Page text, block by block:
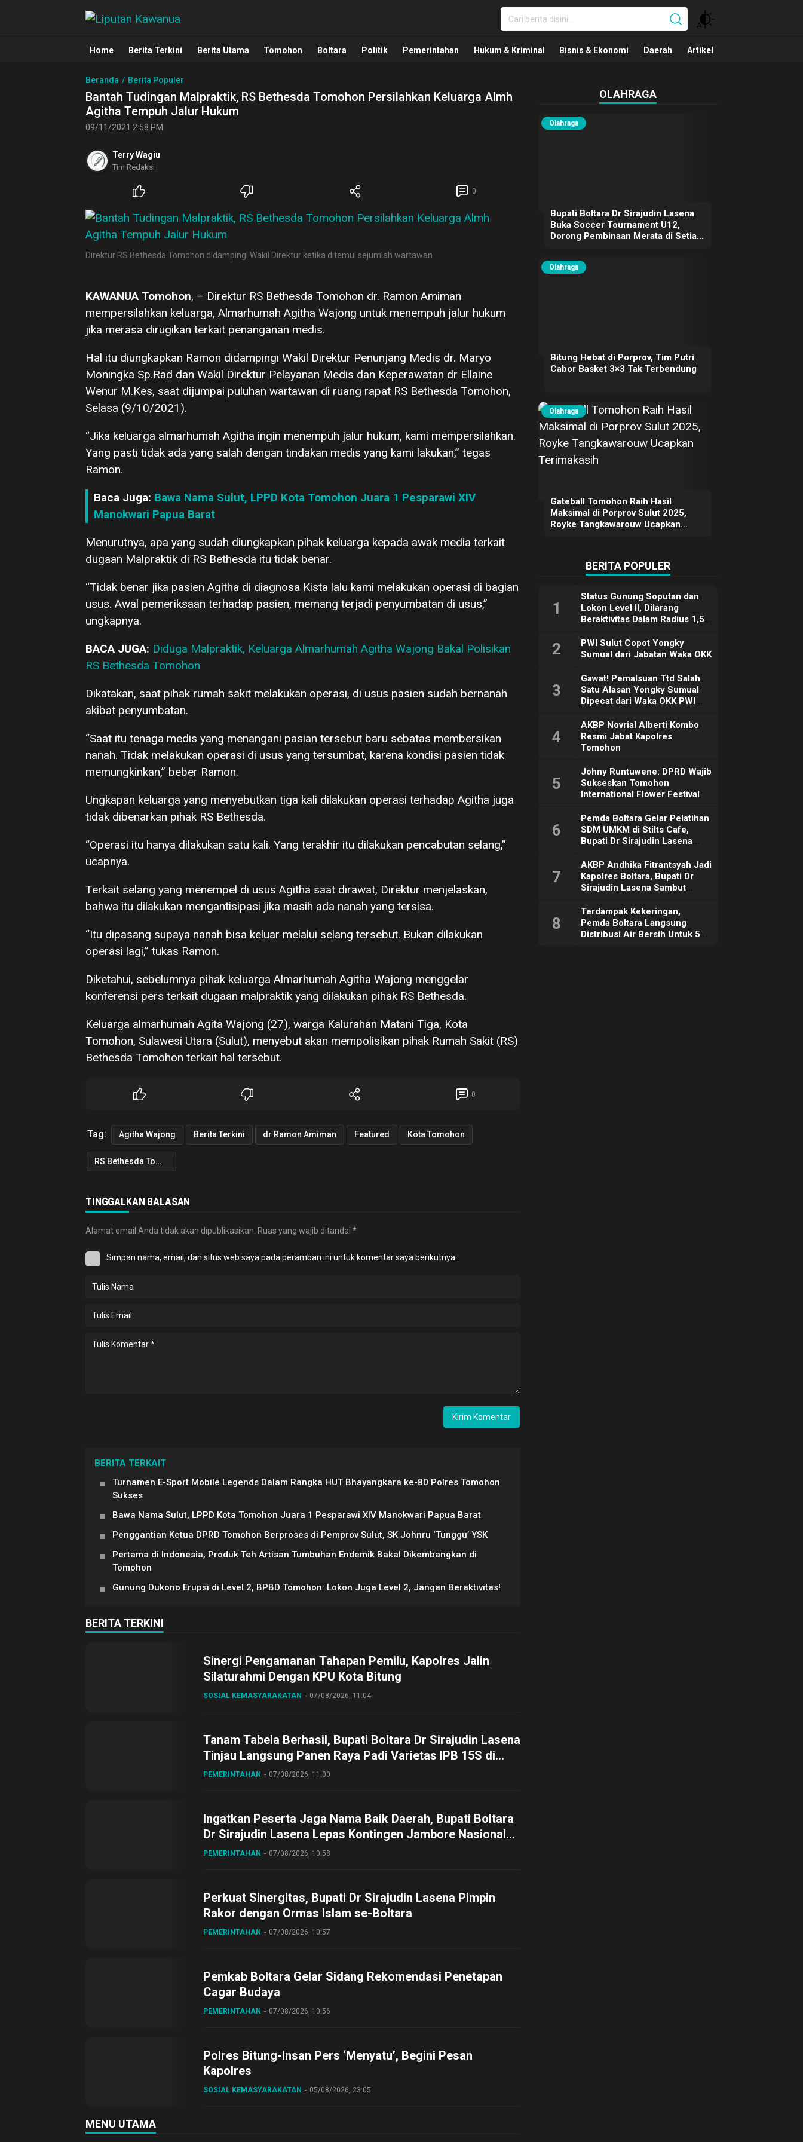
Liputan Kawanua
Berita Manado, Sulawesi Utara, Kawanua, Politik, Pemerintahan, Hukum Kriminal dan Nasional
Home Berita Terkini Berita Utama Tomohon Boltara Politik Pemerintahan Hukum & Kriminal Bisnis & Ekonomi Daerah Artikel
Beranda Berita Populer
Bantah Tudingan Malpraktik, RS Bethesda Tomohon Persilahkan Keluarga Almh
Agitha Tempuh Jalur Hukum
09/11/2021 2:58 PM
Terry Wagiu
Tim Redaksi
0
Direktur RS Bethesda Tomohon didampingi Wakil Direktur ketika ditemui sejumlah wartawan
KAWANUA Tomohon, – Direktur RS Bethesda Tomohon dr. Ramon Amiman
mempersilahkan keluarga, Almarhumah Agitha Wajong untuk menempuh jalur hukum
jika merasa dirugikan terkait penanganan medis.
Hal itu diungkapkan Ramon didampingi Wakil Direktur Penunjang Medis dr. Maryo
Moningka Sp.Rad dan Wakil Direktur Pelayanan Medis dan Keperawatan dr Ellaine
Wenur M.Kes, saat dijumpai puluhan wartawan di ruang rapat RS Bethesda Tomohon,
Selasa (9/10/2021).
“Jika keluarga almarhumah Agitha ingin menempuh jalur hukum, kami mempersilahkan.
Yang pasti tidak ada yang salah dengan tindakan medis yang kami lakukan,” tegas
Ramon.
Baca Juga: Bawa Nama Sulut, LPPD Kota Tomohon Juara 1 Pesparawi XIV
Manokwari Papua Barat
Menurutnya, apa yang sudah diungkapkan pihak keluarga kepada awak media terkait
dugaan Malpraktik di RS Bethesda itu tidak benar.
“Tidak benar jika pasien Agitha di diagnosa Kista lalu kami melakukan operasi di bagian
usus. Awal pemeriksaan terhadap pasien, memang terjadi penyumbatan di usus,”
ungkapnya.
BACA JUGA: Diduga Malpraktik, Keluarga Almarhumah Agitha Wajong Bakal Polisikan
RS Bethesda Tomohon
Dikatakan, saat pihak rumah sakit melakukan operasi, di usus pasien sudah bernanah
akibat penyumbatan.
“Saat itu tenaga medis yang menangani pasian tersebut baru sebatas membersikan
nanah. Tidak melakukan operasi di usus yang tersumbat, karena kondisi pasien tidak
memungkinkan,” beber Ramon.
Ungkapan keluarga yang menyebutkan tiga kali dilakukan operasi terhadap Agitha juga
tidak dibenarkan pihak RS Bethesda.
“Operasi itu hanya dilakukan satu kali. Yang terakhir itu dilakukan pencabutan selang,”
ucapnya.
Terkait selang yang menempel di usus Agitha saat dirawat, Direktur menjelaskan,
bahwa itu dilakukan mengantisipasi jika masih ada nanah yang tersisa.
“Itu dipasang supaya nanah bisa keluar melalui selang tersebut. Bukan dilakukan
operasi lagi,” tukas Ramon.
Diketahui, sebelumnya pihak keluarga Almarhumah Agitha Wajong menggelar
konferensi pers terkait dugaan malpraktik yang dilakukan pihak RS Bethesda.
Keluarga almarhumah Agita Wajong (27), warga Kalurahan Matani Tiga, Kota
Tomohon, Sulawesi Utara (Sulut), menyebut akan mempolisikan pihak Rumah Sakit (RS)
Bethesda Tomohon terkait hal tersebut.
0
Tag: Agitha Wajong Berita Terkini dr Ramon Amiman Featured Kota Tomohon
RS Bethesda Tomohon
TINGGALKAN BALASAN
Alamat email Anda tidak akan dipublikasikan. Ruas yang wajib ditandai *
Simpan nama, email, dan situs web saya pada peramban ini untuk komentar saya berikutnya.
BERITA TERKAIT
Turnamen E-Sport Mobile Legends Dalam Rangka HUT Bhayangkara ke-80 Polres Tomohon
Sukses
Bawa Nama Sulut, LPPD Kota Tomohon Juara 1 Pesparawi XIV Manokwari Papua Barat
Penggantian Ketua DPRD Tomohon Berproses di Pemprov Sulut, SK Johnru ‘Tunggu’ YSK
Pertama di Indonesia, Produk Teh Artisan Tumbuhan Endemik Bakal Dikembangkan di
Tomohon
Gunung Dukono Erupsi di Level 2, BPBD Tomohon: Lokon Juga Level 2, Jangan Beraktivitas!
BERITA TERKINI
Sinergi Pengamanan Tahapan Pemilu, Kapolres Jalin
Silaturahmi Dengan KPU Kota Bitung
SOSIAL KEMASYARAKATAN 07/08/2026, 11:04
Tanam Tabela Berhasil, Bupati Boltara Dr Sirajudin Lasena
Tinjau Langsung Panen Raya Padi Varietas IPB 15S di
Desa Gihang
PEMERINTAHAN 07/08/2026, 11:00
Ingatkan Peserta Jaga Nama Baik Daerah, Bupati Boltara
Dr Sirajudin Lasena Lepas Kontingen Jambore Nasional
ke XII di Buperta Cibubur
PEMERINTAHAN 07/08/2026, 10:58
Perkuat Sinergitas, Bupati Dr Sirajudin Lasena Pimpin
Rakor dengan Ormas Islam se-Boltara
PEMERINTAHAN 07/08/2026, 10:57
Pemkab Boltara Gelar Sidang Rekomendasi Penetapan
Cagar Budaya
PEMERINTAHAN 07/08/2026, 10:56
Polres Bitung-Insan Pers ‘Menyatu’, Begini Pesan
Kapolres
SOSIAL KEMASYARAKATAN 05/08/2026, 23:05
MENU UTAMA
OLAHRAGA
Olahraga
Bupati Boltara Dr Sirajudin Lasena
Buka Soccer Tournament U12,
Dorong Pembinaan Merata di Setiap
Olahraga
Bitung Hebat di Porprov, Tim Putri
Cabor Basket 3×3 Tak Terbendung
Olahraga
Gateball Tomohon Raih Hasil
Maksimal di Porprov Sulut 2025,
Royke Tangkawarouw Ucapkan
BERITA POPULER
1
Status Gunung Soputan dan
Lokon Level II, Dilarang
Beraktivitas Dalam Radius 1,5
2
PWI Sulut Copot Yongky
Sumual dari Jabatan Waka OKK
3
Gawat! Pemalsuan Ttd Salah
Satu Alasan Yongky Sumual
Dipecat dari Waka OKK PWI
4
AKBP Novrial Alberti Kombo
Resmi Jabat Kapolres
Tomohon
5
Johny Runtuwene: DPRD Wajib
Sukseskan Tomohon
International Flower Festival
6
Pemda Boltara Gelar Pelatihan
SDM UMKM di Stilts Cafe,
Bupati Dr Sirajudin Lasena
Dorong Ekonomi Daerah
7
AKBP Andhika Fitrantsyah Jadi
Kapolres Boltara, Bupati Dr
Sirajudin Lasena Sambut
8
Terdampak Kekeringan,
Pemda Boltara Langsung
Distribusi Air Bersih Untuk 50